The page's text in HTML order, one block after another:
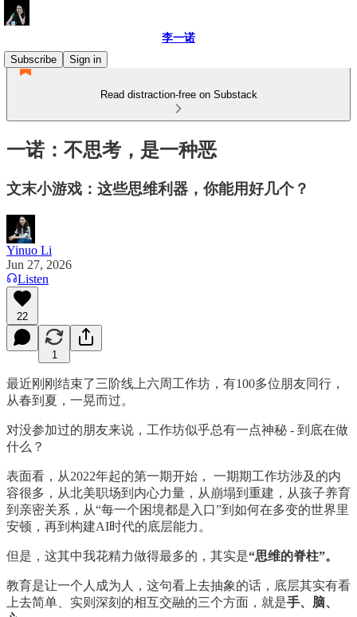
李一诺
Subscribe
Sign in
Read distraction-free on Substack
一诺：不思考，是一种恶
文末小游戏：这些思维利器，你能用好几个？
Yinuo Li
Jun 27, 2026
Listen
22
1
最近刚刚结束了三阶线上六周工作坊，有100多位朋友同行，
从春到夏，一晃而过。
对没参加过的朋友来说，工作坊似乎总有一点神秘 - 到底在做
什么？
表面看，从2022年起的第一期开始， 一期期工作坊涉及的内
容很多，从北美职场到内心力量，从崩塌到重建，从孩子养育
到亲密关系，从“每一个困境都是入口”到如何在多变的世界里
安顿，再到构建AI时代的底层能力。
但是，这其中我花精力做得最多的，其实是“思维的脊柱”。
教育是让一个人成为人，这句看上去抽象的话，底层其实有看
上去简单、实则深刻的相互交融的三个方面，就是手、脑、